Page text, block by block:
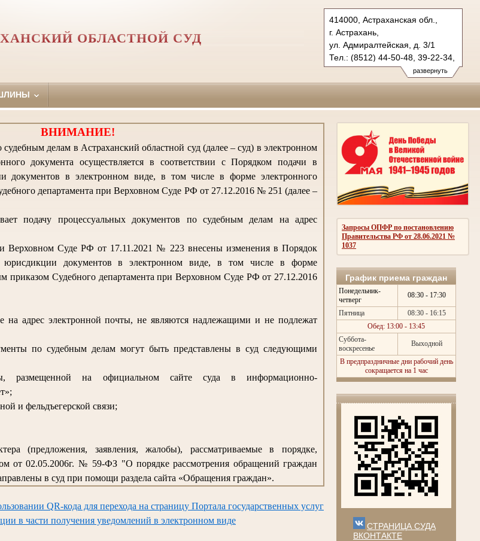
развернуть
414000, Астраханская обл.,
г. Астрахань,
ул. Адмиралтейская, д. 3/1
Тел.: (8512) 44-50-48, 39-22-34,
39-53-07
oblsud.ast@sudrf.ru
ОБЛАСТНОЙ СУД
Запросы ОПФР по постановлению
Правительства РФ от 28.06.2021 №
1037
График приема граждан
Понедельник-
четверг
08:30 - 17:30
Пятница
08:30 - 16:15
Обед: 13:00 - 13:45
Суббота-
воскресенье
Выходной
В предпраздничные дни рабочий день
сокращается на 1 час
СТРАНИЦА СУДА
ВКОНТАКТЕ
ВНИМАНИЕ!
делам в Астраханский областной суд (далее – суд) в электронном
документа осуществляется в соответствии с Порядком подачи в
документов в электронном виде, в том числе в форме электронного
департамента при Верховном Суде РФ от 27.12.2016 № 251 (далее –
подачу процессуальных документов по судебным делам на адрес
Верховном Суде РФ от 17.11.2021 № 223 внесены изменения в Порядок
документов в электронном виде, в том числе в форме
приказом Судебного департамента при Верховном Суде РФ от 27.12.2016
на адрес электронной почты, не являются надлежащими и не подлежат
по судебным делам могут быть представлены в суд следующими
размещенной на официальном сайте суда в информационно-
и фельдъегерской связи;
(предложения, заявления, жалобы), рассматриваемые в порядке,
от 02.05.2006г. № 59-ФЗ "О порядке рассмотрения обращений граждан
в суд при помощи раздела сайта «Обращения граждан».
QR-кода для перехода на страницу Портала государственных услуг
в части получения уведомлений в электронном виде